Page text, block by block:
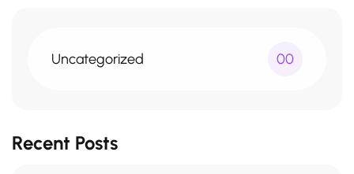
Uncategorized 00
Recent Posts